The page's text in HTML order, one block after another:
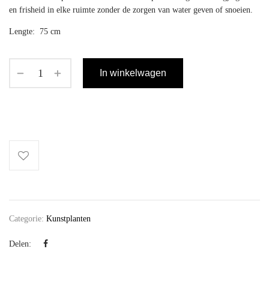
en frisheid in elke ruimte zonder de zorgen van water geven of snoeien.
Lengte: 75 cm
In winkelwagen
Categorie: Kunstplanten
Delen: